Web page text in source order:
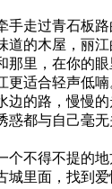
走过青石板
道的木屋，丽
那里，在你的
更适合轻声低
边的路，慢慢
惑都与自己毫
不得不提的地
城里面，找到爱